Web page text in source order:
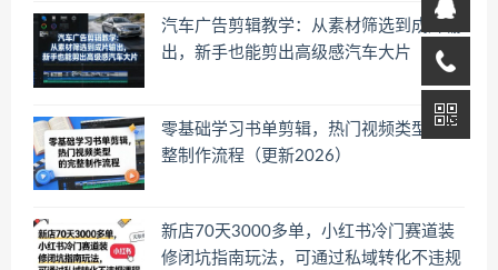
汽车广告剪辑教学：从素材筛选到成片输
出，新手也能剪出高级感汽车大片
零基础学习书单剪辑，热门视频类型的完
整制作流程（更新2026）
新店70天3000多单，小红书冷门赛道装
修闭坑指南玩法，可通过私域转化不违规